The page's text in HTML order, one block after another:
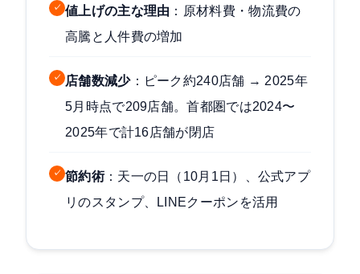
✓ 値上げの主な理由 ：原材料費・物流費の
高騰と人件費の増加
✓ 店舗数減少：ピーク約240店舗 → 2025年
5月時点で209店舗。首都圏では2024〜
2025年で計16店舗が閉店
✓ 節約術：天一の日（10月1日）、公式アプ
リのスタンプ、LINEクーポンを活用